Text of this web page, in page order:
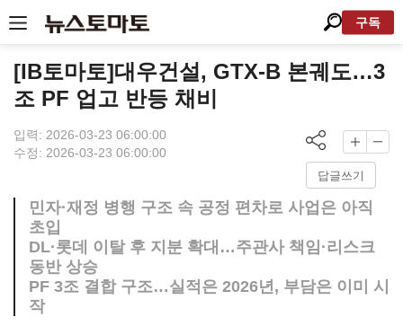
구독
[IB토마토]대우건설, GTX-B 본궤도…3
조 PF 업고 반등 채비
입력: 2026-03-23 06:00:00
수정: 2026-03-23 06:00:00
답글쓰기
민자·재정 병행 구조 속 공정 편차로 사업은 아직
초입
DL·롯데 이탈 후 지분 확대…주관사 책임·리스크
동반 상승
PF 3조 결합 구조…실적은 2026년, 부담은 이미 시
작